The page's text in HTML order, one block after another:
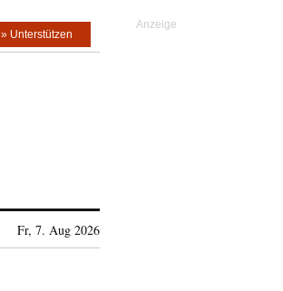
» Unterstützen
Fr, 7. Aug 2026